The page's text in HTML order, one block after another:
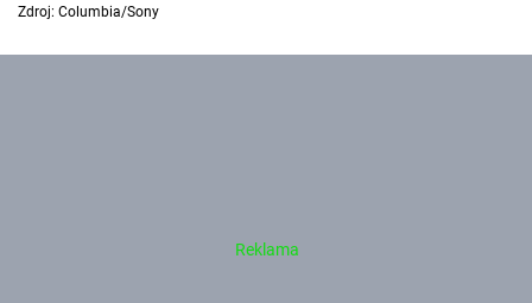
Zdroj: Columbia/Sony